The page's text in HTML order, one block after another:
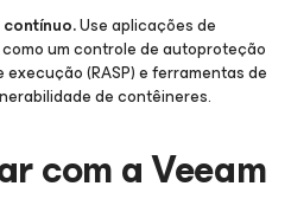
Use aplicações de
um controle de autoproteção
(RASP) e ferramentas de
de contêineres.
com a Veeam